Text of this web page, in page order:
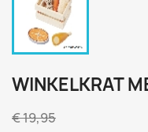
WINKELKRAT
€ 19,95